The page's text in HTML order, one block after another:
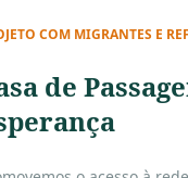
COM MIGRANTES E
de